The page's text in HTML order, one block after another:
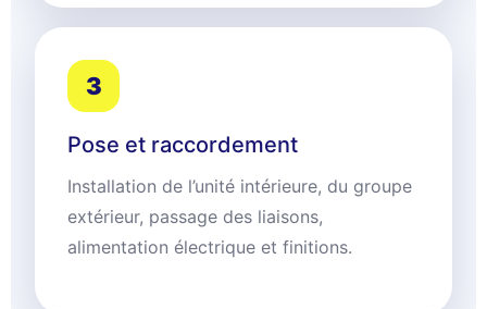
3
Pose et raccordement
Installation de l’unité intérieure, du groupe
extérieur, passage des liaisons,
alimentation électrique et finitions.